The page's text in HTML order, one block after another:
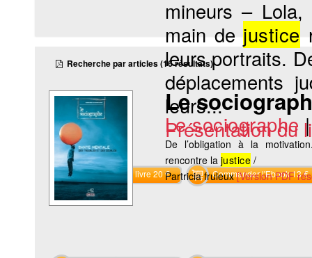
mineurs –
main de justice
leurs portraits.
déplacements
leurs...
Présentation du
Commander le livre 20 € Commander l'Ebook 13 €
Recherche par articles (16 résultats)
Le
Le sociographe
De l’obligation à la
rencontre la justice /
Partricia fruleux[Version PDF